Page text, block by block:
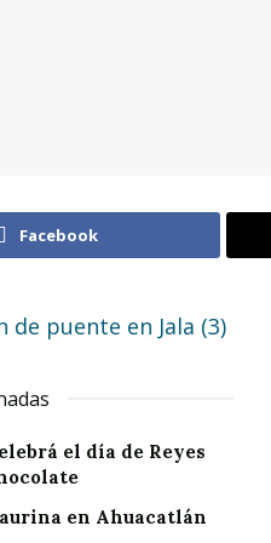
Facebook
el día de Reyes
en Ahuacatlán